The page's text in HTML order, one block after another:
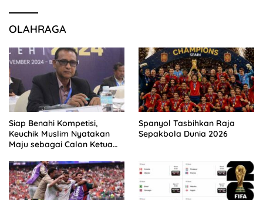
OLAHRAGA
Siap Benahi Kompetisi,
Keuchik Muslim Nyatakan
Maju sebagai Calon Ketua
Spanyol Tasbihkan Raja
Sepakbola Dunia 2026